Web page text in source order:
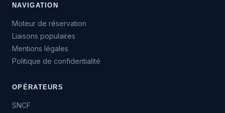
NAVIGATION
Moteur de réservation
Liaisons populaires
Mentions légales
Politique de confidentialité
OPÉRATEURS
SNCF